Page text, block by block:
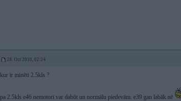
28. Oct 2010, 02:24
kur ir minēti 2.5kls ?
pa 2.5kls e46 nemotori var dabūt un normālu piedevām. e39 gan labāk nē